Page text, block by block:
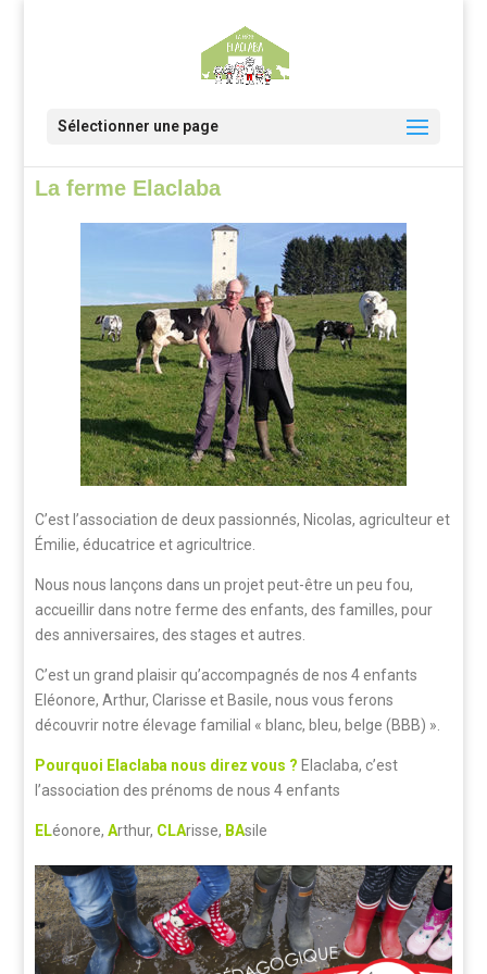
Sélectionner une page
La ferme Elaclaba
C’est l’association de deux passionnés, Nicolas, agriculteur et
Émilie, éducatrice et agricultrice.
Nous nous lançons dans un projet peut-être un peu fou,
accueillir dans notre ferme des enfants, des familles, pour
des anniversaires, des stages et autres.
C’est un grand plaisir qu’accompagnés de nos 4 enfants
Eléonore, Arthur, Clarisse et Basile, nous vous ferons
découvrir notre élevage familial « blanc, bleu, belge (BBB) ».
Pourquoi Elaclaba nous direz vous ? Elaclaba, c’est
l’association des prénoms de nous 4 enfants
ELéonore,Arthur, CLArisse, BAsile